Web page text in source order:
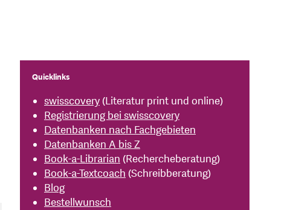
Quicklinks
swisscovery (Literatur print und online)
Registrierung bei swisscovery
Datenbanken nach Fachgebieten
Datenbanken A bis Z
Book-a-Librarian (Rechercheberatung)
Book-a-Textcoach (Schreibberatung)
Blog
Bestellwunsch